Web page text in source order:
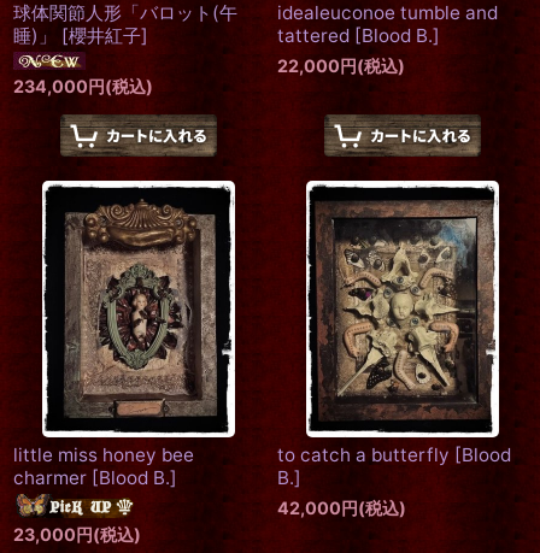
球体関節人形「バロット(午
睡)」
[櫻井紅子]
234,000円(税込)
idealeuconoe tumble and
tattered [Blood B.]
22,000円(税込)
little miss honey bee
charmer [Blood B.]
23,000円(税込)
to catch a butterfly [Blood
B.]
42,000円(税込)